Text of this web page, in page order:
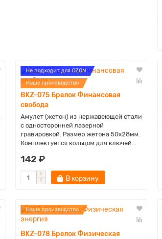
Не подходит для OZON
Наше производство
BKZ-075 Брелок Финансовая
свобода
Амулет (жетон) из нержавеющей стали
с односторонней лазерной
гравировкой. Размер жетона 50х28мм.
Комплектуется кольцом для ключей...
142 ₽
В корзину
Наше производство
BKZ-078 Брелок Физическая